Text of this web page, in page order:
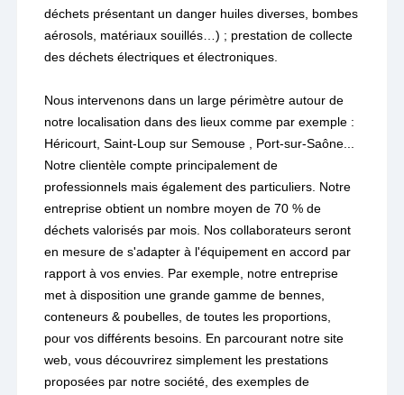
déchets présentant un danger huiles diverses, bombes
aérosols, matériaux souillés…) ; prestation de collecte
des déchets électriques et électroniques.
Nous intervenons dans un large périmètre autour de
notre localisation dans des lieux comme par exemple :
Héricourt, Saint-Loup sur Semouse , Port-sur-Saône...
Notre clientèle compte principalement de
professionnels mais également des particuliers. Notre
entreprise obtient un nombre moyen de 70 % de
déchets valorisés par mois. Nos collaborateurs seront
en mesure de s'adapter à l'équipement en accord par
rapport à vos envies. Par exemple, notre entreprise
met à disposition une grande gamme de bennes,
conteneurs & poubelles, de toutes les proportions,
pour vos différents besoins. En parcourant notre site
web, vous découvrirez simplement les prestations
proposées par notre société, des exemples de